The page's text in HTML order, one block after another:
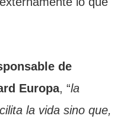
de
Europa, “la
la vida sino que,